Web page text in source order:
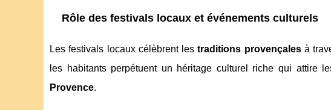
Rôle des festivals locaux et événements culturels
Les festivals locaux célèbrent lestraditions provençalesà
les habitants perpétuent un héritage culturel riche qui attire
Provence.